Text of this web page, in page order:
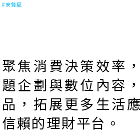
#安錢感
聚焦消費決策效率
題企劃與數位內容
品，拓展更多生活
信賴的理財平台。